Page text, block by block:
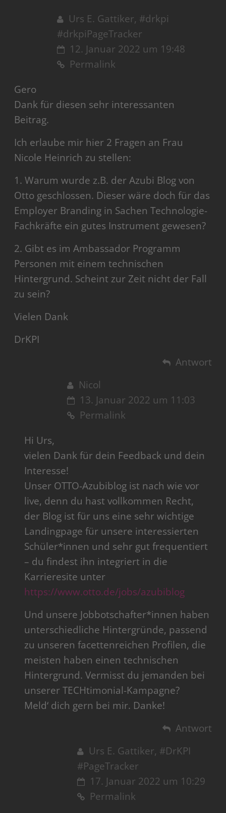
Urs E. Gattiker, #drkpi
#drkpiPageTracker
12. Januar 2022 um 19:48
Permalink
Gero
Dank für diesen sehr interessanten
Beitrag.
Ich erlaube mir hier 2 Fragen an Frau
Nicole Heinrich zu stellen:
1. Warum wurde z.B. der Azubi Blog von
Otto geschlossen. Dieser wäre doch für das
Employer Branding in Sachen Technologie-
Fachkräfte ein gutes Instrument gewesen?
2. Gibt es im Ambassador Programm
Personen mit einem technischen
Hintergrund. Scheint zur Zeit nicht der Fall
zu sein?
Vielen Dank
DrKPI
Antwort
Nicol
13. Januar 2022 um 11:03
Permalink
Hi Urs,
vielen Dank für dein Feedback und dein
Interesse!
Unser OTTO-Azubiblog ist nach wie vor
live, denn du hast vollkommen Recht,
der Blog ist für uns eine sehr wichtige
Landingpage für unsere interessierten
Schüler*innen und sehr gut frequentiert
– du findest ihn integriert in die
Karrieresite unter
https://www.otto.de/jobs/azubiblog
Und unsere Jobbotschafter*innen haben
unterschiedliche Hintergründe, passend
zu unseren facettenreichen Profilen, die
meisten haben einen technischen
Hintergrund. Vermisst du jemanden bei
unserer TECHtimonial-Kampagne?
Meld‘ dich gern bei mir. Danke!
Antwort
Urs E. Gattiker, #DrKPI
#PageTracker
17. Januar 2022 um 10:29
Permalink